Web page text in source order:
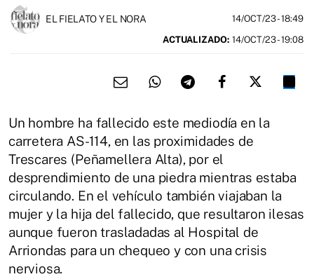
EL FIELATO Y EL NORA 14/OCT/23- 18:49
ACTUALIZADO: 14/OCT/23 - 19:08
Un hombre ha fallecido este mediodía en la
carretera AS-114, en las proximidades de
Trescares (Peñamellera Alta), por el
desprendimiento de una piedra mientras estaba
circulando. En el vehículo también viajaban la
mujer y la hija del fallecido, que resultaron ilesas
aunque fueron trasladadas al Hospital de
Arriondas para un chequeo y con una crisis
nerviosa.